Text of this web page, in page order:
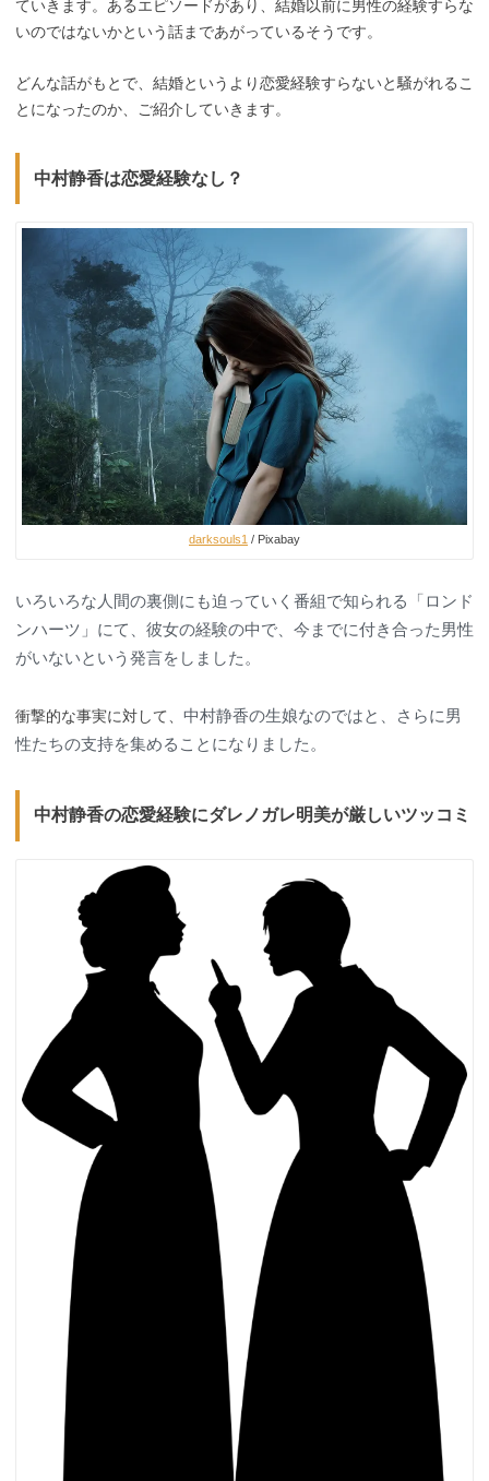
ていきます。あるエピソードがあり、結婚以前に男性の経験すらな
いのではないかという話まであがっているそうです。
どんな話がもとで、結婚というより恋愛経験すらないと騒がれるこ
とになったのか、ご紹介していきます。
中村静香は恋愛経験なし？
darksouls1 / Pixabay
いろいろな人間の裏側にも迫っていく番組で知られる「ロンド
ンハーツ」にて、彼女の経験の中で、今までに付き合った男性
がいないという発言をしました。
衝撃的な事実に対して、 中村静香の生娘なのではと、さらに男
性たちの支持を集めることになりました。
中村静香の恋愛経験にダレノガレ明美が厳しいツッコミ